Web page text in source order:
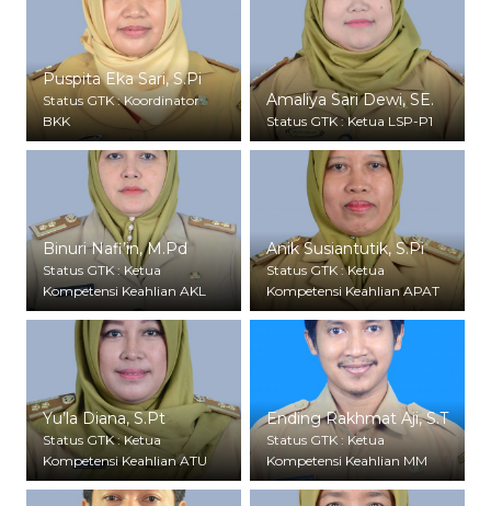
Puspita Eka Sari, S.Pi
Status GTK : Koordinator
BKK
Amaliya Sari Dewi, SE.
Status GTK : Ketua LSP-P1
Binuri Nafi’in, M.Pd
Status GTK : Ketua
Kompetensi Keahlian AKL
Anik Susiantutik, S.Pi
Status GTK : Ketua
Kompetensi Keahlian APAT
Yu’la Diana, S.Pt
Status GTK : Ketua
Kompetensi Keahlian ATU
Ending Rakhmat Aji, S.T
Status GTK : Ketua
Kompetensi Keahlian MM